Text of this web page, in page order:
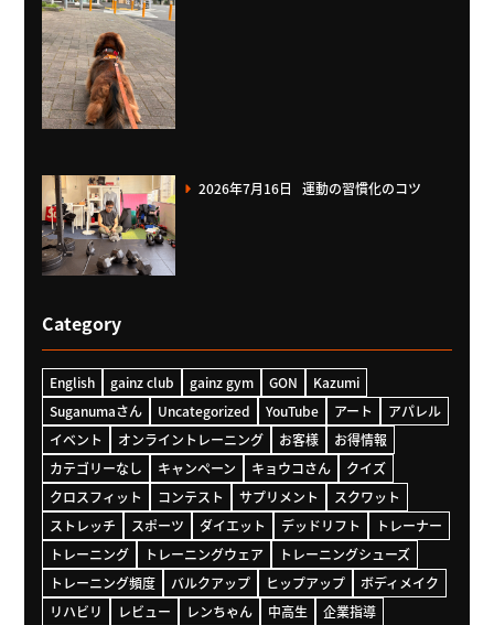
2026年7月16日 運動の習慣化のコツ
Category
English gainz club gainz gym GON
Kazumi
Suganumaさん
Uncategorized YouTube アート
アパレル
イベント
オンライントレーニング お客様
お得情報
カテゴリーなし
キャンペーン キョウコさん
クイズ
クロスフィット
コンテスト サプリメント
スクワット
ストレッチ
スポーツ ダイエット デッドリフト
トレーナー
トレーニング
トレーニングウェア
トレーニングシューズ
トレーニング頻度
バルクアップ ヒップアップ
ボディメイク
リハビリ
レビュー レンちゃん 中高生
企業指導